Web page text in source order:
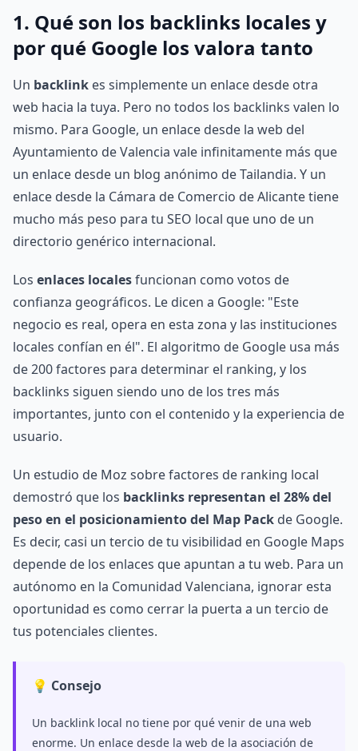
1. Qué son los backlinks locales y
por qué Google los valora tanto
Un backlink es simplemente un enlace desde otra
web hacia la tuya. Pero no todos los backlinks valen lo
mismo. Para Google, un enlace desde la web del
Ayuntamiento de Valencia vale infinitamente más que
un enlace desde un blog anónimo de Tailandia. Y un
enlace desde la Cámara de Comercio de Alicante tiene
mucho más peso para tu SEO local que uno de un
directorio genérico internacional.
Los enlaces localesfuncionan como votos de
confianza geográficos. Le dicen a Google: "Este
negocio es real, opera en esta zona y las instituciones
locales confían en él". El algoritmo de Google usa más
de 200 factores para determinar el ranking, y los
backlinks siguen siendo uno de los tres más
importantes, junto con el contenido y la experiencia de
usuario.
Un estudio de Moz sobre factores de ranking local
demostró que los backlinks representan el 28% del
peso en el posicionamiento del Map Pack de Google.
Es decir, casi un tercio de tu visibilidad en Google Maps
depende de los enlaces que apuntan a tu web. Para un
autónomo en la Comunidad Valenciana, ignorar esta
oportunidad es como cerrar la puerta a un tercio de
tus potenciales clientes.
💡 Consejo
Un backlink local no tiene por qué venir de una web
enorme. Un enlace desde la web de la asociación de